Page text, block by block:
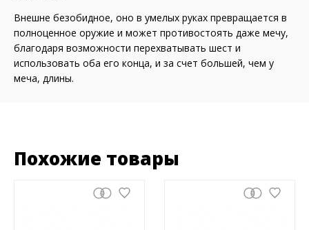
Внешне безобидное, оно в умелых руках превращается в
полноценное оружие и может противостоять даже мечу,
благодаря возможности перехватывать шест и
использовать оба его конца, и за счет большей, чем у
меча, длины.
Похожие товары